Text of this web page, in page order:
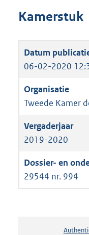
Kamerstuk
06-02-2020
Tweede Kamer
2019-2020
29544 nr. 994